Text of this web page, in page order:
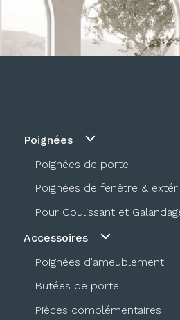
Poignées
Poignées de porte
Poignées de fenêtre &
Pour Coulissant et
Accessoires
Poignées d'ameublement
Butées de porte
Pièces complémentaires